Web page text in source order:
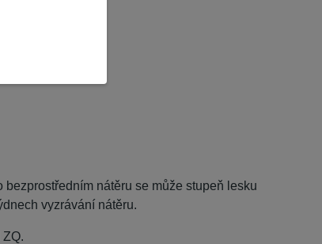
nátěru se může stupeň lesku
vyzrávání nátěru.